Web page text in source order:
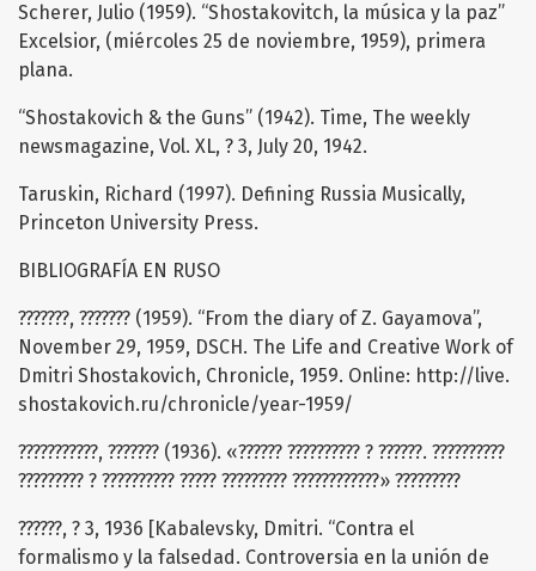
Scherer, Julio (1959). “Shostakovitch, la música y la paz”
Excelsior, (miércoles 25 de noviembre, 1959), primera
plana.
“Shostakovich & the Guns” (1942). Time, The weekly
newsmagazine, Vol. XL, ? 3, July 20, 1942.
Taruskin, Richard (1997). Defining Russia Musically,
Princeton University Press.
BIBLIOGRAFÍA EN RUSO
???????, ??????? (1959). “From the diary of Z. Gayamova”,
November 29, 1959, DSCH. The Life and Creative Work of
Dmitri Shostakovich, Chronicle, 1959. Online: http://live.
shostakovich.ru/chronicle/year-1959/
???????????, ??????? (1936). «?????? ?????????? ? ??????. ??????????
????????? ? ?????????? ????? ????????? ????????????» ?????????
??????, ? 3, 1936 [Kabalevsky, Dmitri. “Contra el
formalismo y la falsedad. Controversia en la unión de